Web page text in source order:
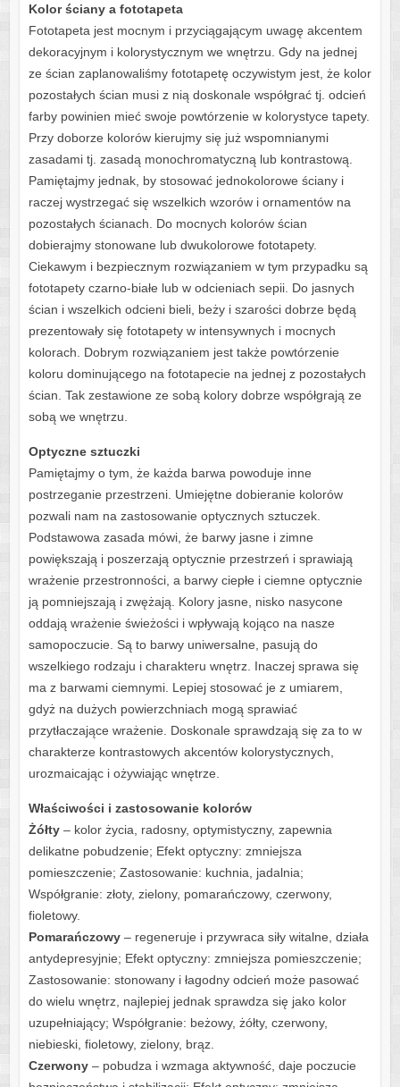
Kolor ściany a fototapeta
Fototapeta jest mocnym i przyciągającym uwagę akcentem
dekoracyjnym i kolorystycznym we wnętrzu. Gdy na jednej
ze ścian zaplanowaliśmy fototapetę oczywistym jest, że kolor
pozostałych ścian musi z nią doskonale współgrać tj. odcień
farby powinien mieć swoje powtórzenie w kolorystyce tapety.
Przy doborze kolorów kierujmy się już wspomnianymi
zasadami tj. zasadą monochromatyczną lub kontrastową.
Pamiętajmy jednak, by stosować jednokolorowe ściany i
raczej wystrzegać się wszelkich wzorów i ornamentów na
pozostałych ścianach. Do mocnych kolorów ścian
dobierajmy stonowane lub dwukolorowe fototapety.
Ciekawym i bezpiecznym rozwiązaniem w tym przypadku są
fototapety czarno-białe lub w odcieniach sepii. Do jasnych
ścian i wszelkich odcieni bieli, beży i szarości dobrze będą
prezentowały się fototapety w intensywnych i mocnych
kolorach. Dobrym rozwiązaniem jest także powtórzenie
koloru dominującego na fototapecie na jednej z pozostałych
ścian. Tak zestawione ze sobą kolory dobrze współgrają ze
sobą we wnętrzu.
Optyczne sztuczki
Pamiętajmy o tym, że każda barwa powoduje inne
postrzeganie przestrzeni. Umiejętne dobieranie kolorów
pozwali nam na zastosowanie optycznych sztuczek.
Podstawowa zasada mówi, że barwy jasne i zimne
powiększają i poszerzają optycznie przestrzeń i sprawiają
wrażenie przestronności, a barwy ciepłe i ciemne optycznie
ją pomniejszają i zwężają. Kolory jasne, nisko nasycone
oddają wrażenie świeżości i wpływają kojąco na nasze
samopoczucie. Są to barwy uniwersalne, pasują do
wszelkiego rodzaju i charakteru wnętrz. Inaczej sprawa się
ma z barwami ciemnymi. Lepiej stosować je z umiarem,
gdyż na dużych powierzchniach mogą sprawiać
przytłaczające wrażenie. Doskonale sprawdzają się za to w
charakterze kontrastowych akcentów kolorystycznych,
urozmaicając i ożywiając wnętrze.
Właściwości i zastosowanie kolorów
Żółty– kolor życia, radosny, optymistyczny, zapewnia
delikatne pobudzenie; Efekt optyczny: zmniejsza
pomieszczenie; Zastosowanie: kuchnia, jadalnia;
Współgranie: złoty, zielony, pomarańczowy, czerwony,
fioletowy.
Pomarańczowy– regeneruje i przywraca siły witalne, działa
antydepresyjnie; Efekt optyczny: zmniejsza pomieszczenie;
Zastosowanie: stonowany i łagodny odcień może pasować
do wielu wnętrz, najlepiej jednak sprawdza się jako kolor
uzupełniający; Współgranie: beżowy, żółty, czerwony,
niebieski, fioletowy, zielony, brąz.
Czerwony– pobudza i wzmaga aktywność, daje poczucie